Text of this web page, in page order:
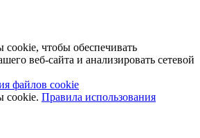
чтобы обеспечивать
веб-сайта и анализировать сетевой
файлов cookie
cookie. Правила использования